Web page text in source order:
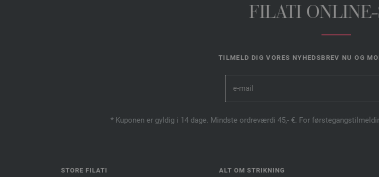
FILATI
TILMELD DIG VORES NYHEDSBREV NU OG
* Kuponen er gyldig i 14 dage. Mindste ordreværdi 45,- €. For
STORE FILATI ALT OM STRIKNING